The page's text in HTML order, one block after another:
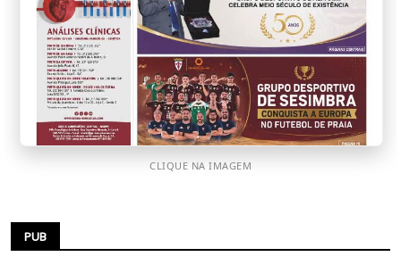
CLIQUE NA IMAGEM
PUB